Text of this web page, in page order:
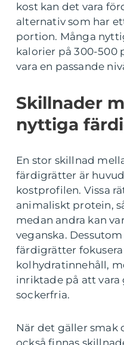
kost kan det vara
alternativ som har
portion. Många
kalorier på 300-500
vara en passande
Skillnader
nyttiga
En stor skillnad
färdigrätter är
kostprofilen. Vissa
animaliskt protein,
medan andra kan
veganska.
färdigrätter
kolhydratinnehåll,
inriktade på att
sockerfria.
När det gäller smak
också finnas